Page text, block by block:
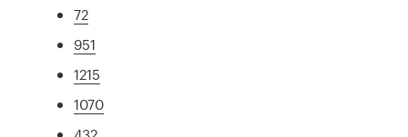
72
951
1215
1070